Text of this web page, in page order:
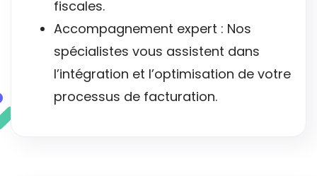
fiscales.
Accompagnement expert : Nos
spécialistes vous assistent dans
l’intégration et l’optimisation de votre
processus de facturation.